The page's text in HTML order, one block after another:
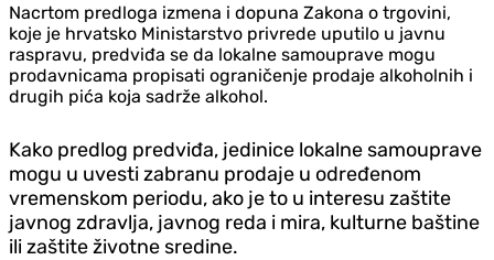
Nacrtom predloga izmena i dopuna Zakona o trgovini,
koje je hrvatsko Ministarstvo privrede uputilo u javnu
raspravu, predviđa se da lokalne samouprave mogu
prodavnicama propisati ograničenje prodaje alkoholnih i
drugih pića koja sadrže alkohol.
Kako predlog predviđa, jedinice lokalne samouprave
mogu u uvesti zabranu prodaje u određenom
vremenskom periodu, ako je to u interesu zaštite
javnog zdravlja, javnog reda i mira, kulturne baštine
ili zaštite životne sredine.